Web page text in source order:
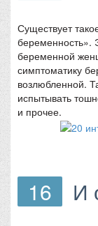
Существует
беременность».
беременной
симптоматику
возлюбленной.
испытывать
и прочее.
16 И